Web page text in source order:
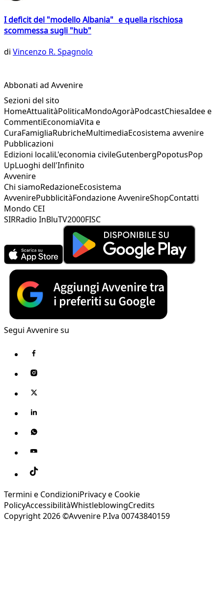
I deficit del "modello Albania" e quella rischiosa
scommessa sugli "hub"
di Vincenzo R. Spagnolo
Abbonati ad Avvenire
Sezioni del sito
HomeAttualitàPoliticaMondoAgoràPodcastChiesaIdee e
CommentiEconomiaVita e
CuraFamigliaRubricheMultimediaEcosistema avvenire
Pubblicazioni
Edizioni localiL'economia civileGutenbergPopotusPop
UpLuoghi dell'Infinito
Avvenire
Chi siamoRedazioneEcosistema
AvvenirePubblicitàFondazione AvvenireShopContatti
Mondo CEI
SIRRadio InBluTV2000FISC
Segui Avvenire su
Termini e CondizioniPrivacy e Cookie
PolicyAccessibilitàWhistleblowingCredits
Copyright 2026 ©Avvenire P.Iva 00743840159